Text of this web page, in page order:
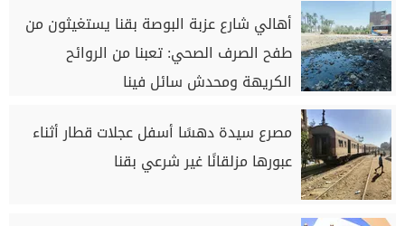
أهالي شارع عزبة البوصة بقنا يستغيثون من
طفح الصرف الصحي: تعبنا من الروائح
الكريهة ومحدش سائل فينا
مصرع سيدة دهسًا أسفل عجلات قطار أثناء
عبورها مزلقانًا غير شرعي بقنا